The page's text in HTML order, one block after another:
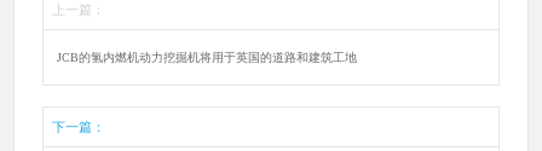
上一篇：
JCB的氢内燃机动力挖掘机将用于英国的道路和建筑工地
下一篇：